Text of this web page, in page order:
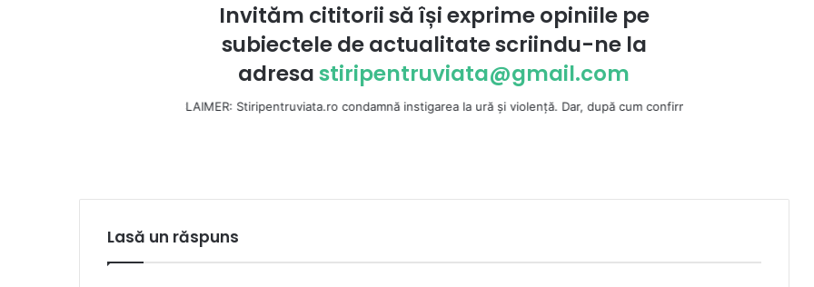
Invităm cititorii să își exprime opiniile pe
subiectele de actualitate scriindu-ne la
adresastiripentruviata@gmail.com
DISCLAIMER: Stiripentruviata.ro condamnă instigarea la ură şi violenţă. Dar, după cum confirmă şi CEDO în cazul Handyside
Lasă un răspuns